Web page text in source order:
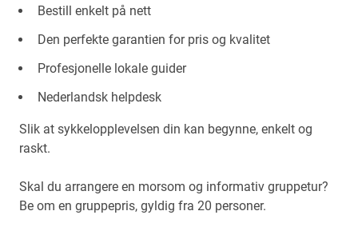
Bestill enkelt på nett
Den perfekte garantien for pris og kvalitet
Profesjonelle lokale guider
Nederlandsk helpdesk
Slik at sykkelopplevelsen din kan begynne, enkelt og
raskt.
Skal du arrangere en morsom og informativ gruppetur?
Be om en gruppepris, gyldig fra 20 personer.